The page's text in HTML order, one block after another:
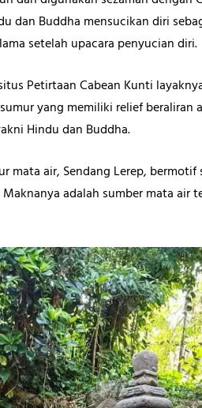
dan Buddha mensucikan diri
setelah upacara penyucian diri.
Petirtaan Cabean Kunti
yang memiliki relief
Hindu dan Buddha.
mata air, Sendang Lerep,
adalah sumber mata air